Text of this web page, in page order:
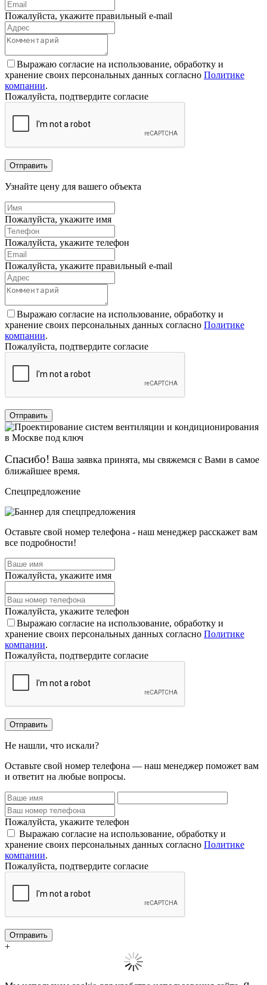
Пожалуйста, укажите правильный e-mail
Выражаю согласие на использование, обработку и
хранение своих персональных данных согласно Политике
компании.
Пожалуйста, подтвердите согласие
Отправить
Узнайте цену для вашего объекта
Пожалуйста, укажите имя
Пожалуйста, укажите телефон
Пожалуйста, укажите правильный e-mail
Выражаю согласие на использование, обработку и
хранение своих персональных данных согласно Политике
компании.
Пожалуйста, подтвердите согласие
Отправить
Спасибо! Ваша заявка принята, мы свяжемся с Вами в самое
ближайшее время.
Спецпредложение
Оставьте свой номер телефона - наш менеджер расскажет вам
все подробности!
Пожалуйста, укажите имя
Пожалуйста, укажите телефон
Выражаю согласие на использование, обработку и
хранение своих персональных данных согласно Политике
компании.
Пожалуйста, подтвердите согласие
Отправить
Не нашли, что искали?
Оставьте свой номер телефона — наш менеджер поможет вам
и ответит на любые вопросы.
Пожалуйста, укажите телефон
Выражаю согласие на использование, обработку и
хранение своих персональных данных согласно Политике
компании.
Пожалуйста, подтвердите согласие
Отправить
+